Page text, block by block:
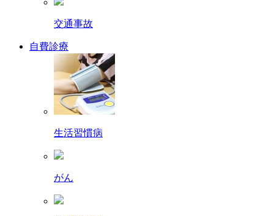
交通事故
自費診療
生活習慣病
がん